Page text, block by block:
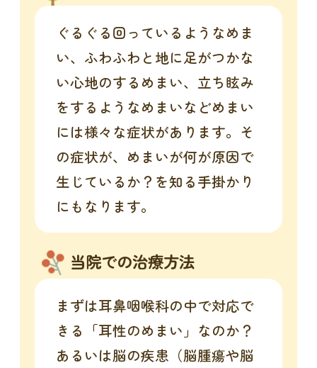
ぐるぐる回っているようなめま
い、ふわふわと地に足がつかな
い心地のするめまい、立ち眩み
をするようなめまいなどめまい
には様々な症状があります。そ
の症状が、めまいが何が原因で
生じているか？を知る手掛かり
にもなります。
当院での治療方法
まずは耳鼻咽喉科の中で対応で
きる「耳性のめまい」なのか？
あるいは脳の疾患（脳腫瘍や脳